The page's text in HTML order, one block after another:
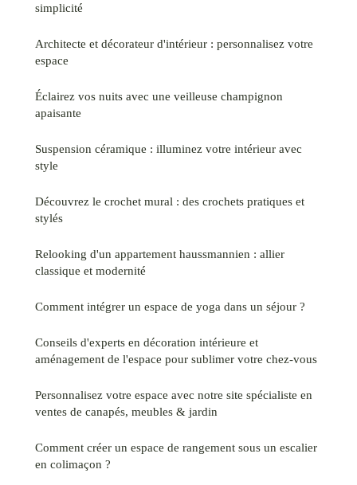
simplicité
Architecte et décorateur d'intérieur : personnalisez votre
espace
Éclairez vos nuits avec une veilleuse champignon
apaisante
Suspension céramique : illuminez votre intérieur avec
style
Découvrez le crochet mural : des crochets pratiques et
stylés
Relooking d'un appartement haussmannien : allier
classique et modernité
Comment intégrer un espace de yoga dans un séjour ?
Conseils d'experts en décoration intérieure et
aménagement de l'espace pour sublimer votre chez-vous
Personnalisez votre espace avec notre site spécialiste en
ventes de canapés, meubles & jardin
Comment créer un espace de rangement sous un escalier
en colimaçon ?